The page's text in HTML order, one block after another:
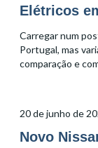
Elétricos
Carregar num
Portugal, mas
comparação e
20 de junho de
Novo